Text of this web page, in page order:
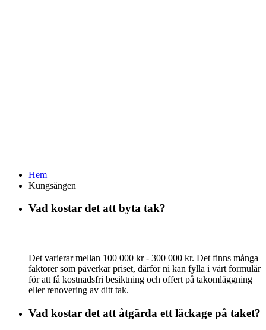
Hem
Kungsängen
Vad kostar det att byta tak?
Det varierar mellan 100 000 kr - 300 000 kr. Det finns många
faktorer som påverkar priset, därför ni kan fylla i vårt formulär
för att få kostnadsfri besiktning och offert på takomläggning
eller renovering av ditt tak.
Vad kostar det att åtgärda ett läckage på taket?